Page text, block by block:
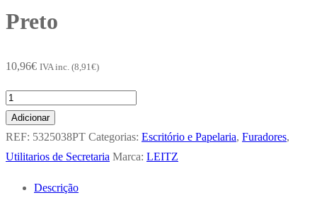
Preto
10,96€ IVA inc. (8,91 €)
Quantidade
de
Furador
16
Adicionar
REF: 5325038PT Categorias: Escritório e Papelaria, Furadores,
Utilitarios de Secretaria Marca: LEITZ
Descrição